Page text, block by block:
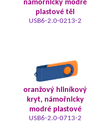
námořnicky modré
plastové těl
USB6-2.0-0213-2
oranžový hliníkový
kryt, námořnicky
modré plastové
USB6-2.0-0713-2